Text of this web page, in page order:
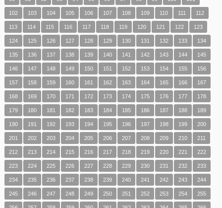
102 103 104 105 106 107 108 109 110 111 112
113 114 115 116 117 118 119 120 121 122 123
124 125 126 127 128 129 130 131 132 133 134
135 136 137 138 139 140 141 142 143 144 145
146 147 148 149 150 151 152 153 154 155 156
157 158 159 160 161 162 163 164 165 166 167
168 169 170 171 172 173 174 175 176 177 178
179 180 181 182 183 184 185 186 187 188 189
190 191 192 193 194 195 196 197 198 199 200
201 202 203 204 205 206 207 208 209 210 211
212 213 214 215 216 217 218 219 220 221 222
223 224 225 226 227 228 229 230 231 232 233
234 235 236 237 238 239 240 241 242 243 244
245 246 247 248 249 250 251 252 253 254 255